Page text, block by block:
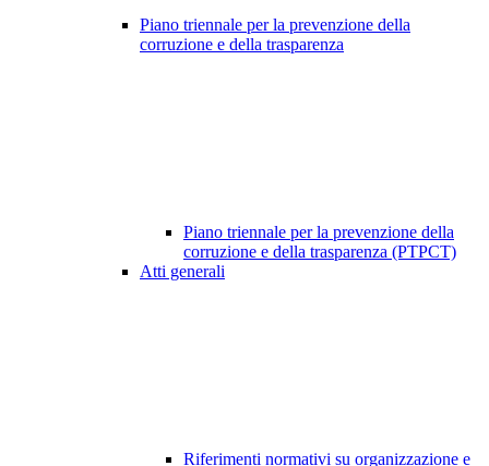
Piano triennale per la prevenzione della
corruzione e della trasparenza
Piano triennale per la prevenzione della
corruzione e della trasparenza (PTPCT)
Atti generali
Riferimenti normativi su organizzazione e